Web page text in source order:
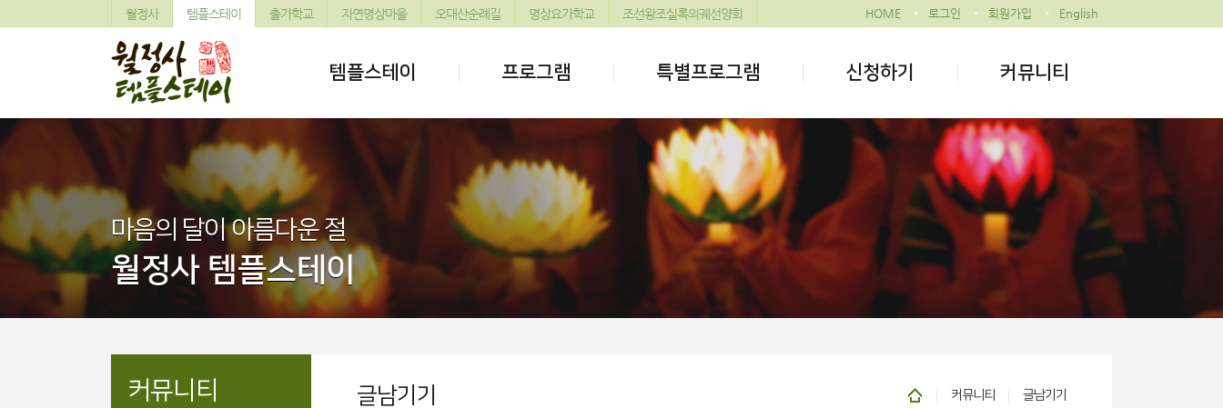
월정사 템플스테이 출가학교 자연명상마을 오대산순례길 명상요가학교 조선왕조실록의궤선양회 HOME 로그인 회원가입 English
템플스테이 프로그램 특별프로그램 신청하기 커뮤니티
마음의 달이 아름다운 절
월정사 템플스테이
커뮤니티 커뮤니티 글남기기
글남기기